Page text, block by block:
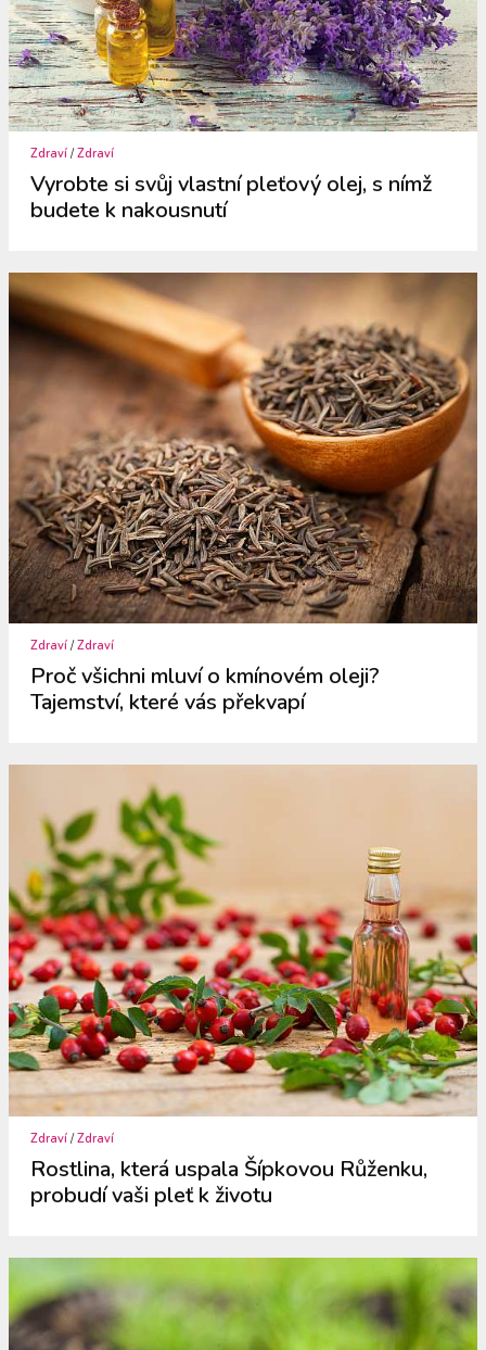
Zdraví /Zdraví
Vyrobte si svůj vlastní pleťový olej, s nímž
budete k nakousnutí
Zdraví /Zdraví
Proč všichni mluví o kmínovém oleji?
Tajemství, které vás překvapí
Zdraví /Zdraví
Rostlina, která uspala Šípkovou Růženku,
probudí vaši pleť k životu